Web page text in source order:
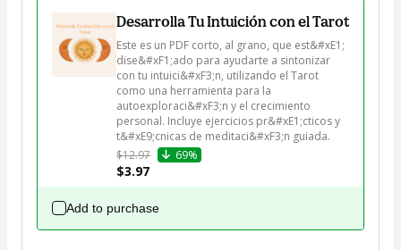
Desarrolla Tu Intuición con el Tarot
Este es un PDF corto, al grano, que est&#xE1;
dise&#xF1;ado para ayudarte a sintonizar
con tu intuici&#xF3;n, utilizando el Tarot
como una herramienta para la
autoexploraci&#xF3;n y el crecimiento
personal. Incluye ejercicios pr&#xE1;cticos y
t&#xE9;cnicas de meditaci&#xF3;n guiada.
$12.97
69%
$3.97
Add to purchase